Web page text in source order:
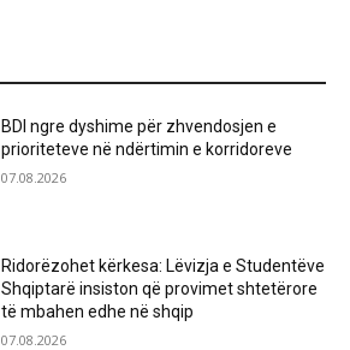
BDI ngre dyshime për zhvendosjen e
prioriteteve në ndërtimin e korridoreve
07.08.2026
Ridorëzohet kërkesa: Lëvizja e Studentëve
Shqiptarë insiston që provimet shtetërore
të mbahen edhe në shqip
07.08.2026